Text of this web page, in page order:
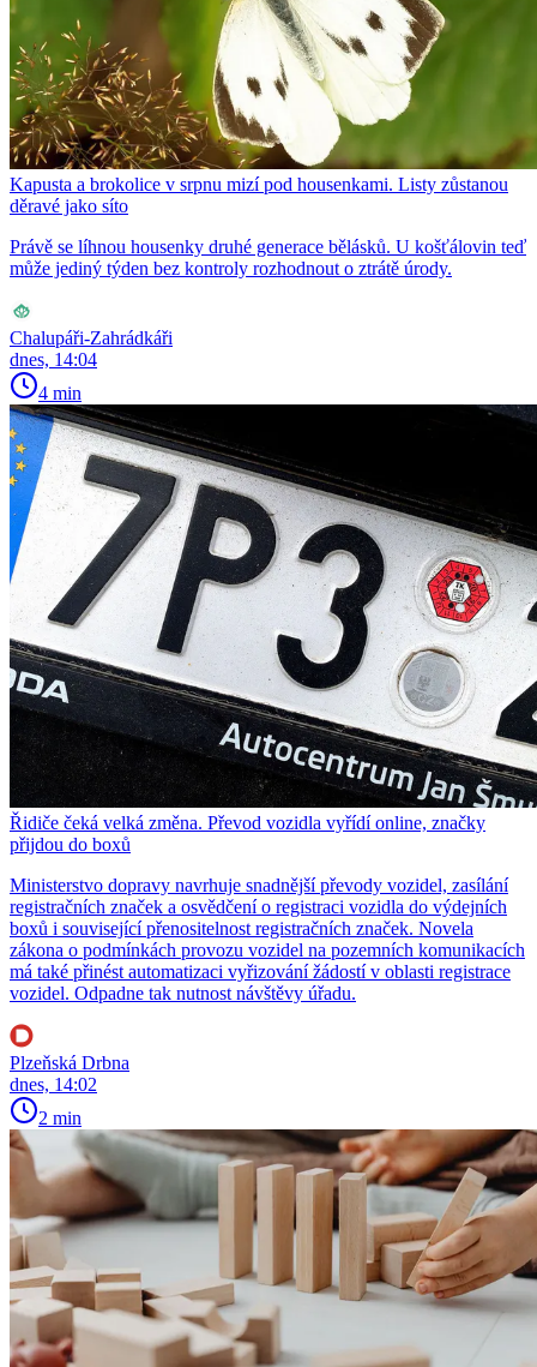
Kapusta a brokolice v srpnu mizí pod housenkami. Listy zůstanou
děravé jako síto
Právě se líhnou housenky druhé generace bělásků. U košťálovin teď
může jediný týden bez kontroly rozhodnout o ztrátě úrody.
Chalupáři-Zahrádkáři
dnes, 14:04
4 min
Řidiče čeká velká změna. Převod vozidla vyřídí online, značky
přijdou do boxů
Ministerstvo dopravy navrhuje snadnější převody vozidel, zasílání
registračních značek a osvědčení o registraci vozidla do výdejních
boxů i související přenositelnost registračních značek. Novela
zákona o podmínkách provozu vozidel na pozemních komunikacích
má také přinést automatizaci vyřizování žádostí v oblasti registrace
vozidel. Odpadne tak nutnost návštěvy úřadu.
Plzeňská Drbna
dnes, 14:02
2 min